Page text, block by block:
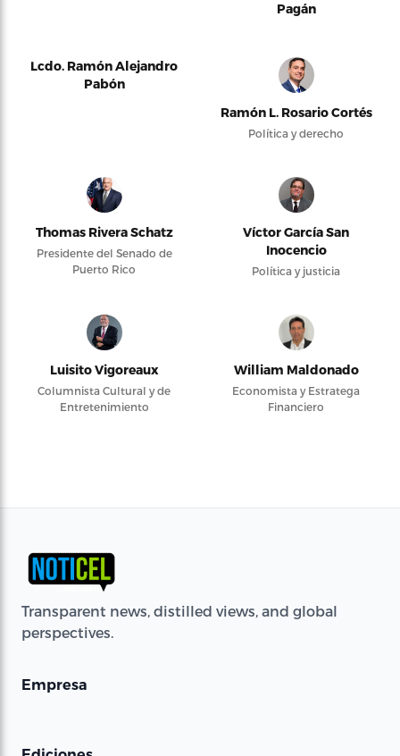
Pagán
Lcdo. Ramón Alejandro
Pabón
Ramón L. Rosario Cortés
Política y derecho
Thomas Rivera Schatz
Presidente del Senado de
Puerto Rico
Víctor García San
Inocencio
Política y justicia
Luisito Vigoreaux
Columnista Cultural y de
Entretenimiento
William Maldonado
Economista y Estratega
Financiero
Transparent news, distilled views, and global
perspectives.
Empresa